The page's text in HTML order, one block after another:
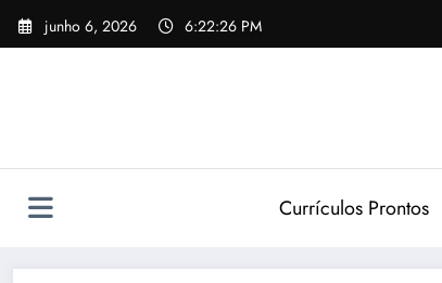
Pular
para
junho 6, 2026 6:22:26 PM
Currículos Prontos